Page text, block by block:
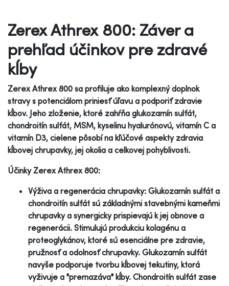
Zerex Athrex 800: Záver a
prehľad účinkov pre zdravé
kĺby
Zerex Athrex 800 sa profiluje ako komplexný doplnok
stravy s potenciálom priniesť úľavu a podporiť zdravie
kĺbov. Jeho zloženie, ktoré zahŕňa glukozamín sulfát,
chondroitín sulfát, MSM, kyselinu hyalurónovú, vitamín C a
vitamín D3, cielene pôsobí na kľúčové aspekty zdravia
kĺbovej chrupavky, jej okolia a celkovej pohyblivosti.
Účinky Zerex Athrex 800:
Výživa a regenerácia chrupavky: Glukozamín sulfát a
chondroitín sulfát sú základnými stavebnými kameňmi
chrupavky a synergicky prispievajú k jej obnove a
regenerácii. Stimulujú produkciu kolagénu a
proteoglykánov, ktoré sú esenciálne pre zdravie,
pružnosť a odolnosť chrupavky. Glukozamín sulfát
navyše podporuje tvorbu kĺbovej tekutiny, ktorá
vyživuje a "premazáva" kĺby. Chondroitín sulfát zase